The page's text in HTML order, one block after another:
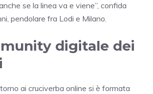
se la linea va e viene”, confida
pendolare fra Lodi e Milano.
digitale dei
ai cruciverba online si è formata